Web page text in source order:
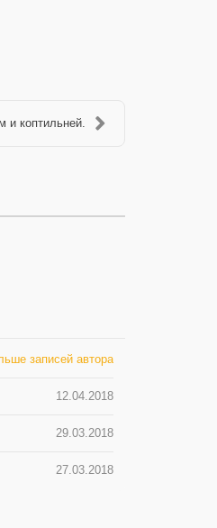
и коптильней.
записей автора
12.04.2018
29.03.2018
27.03.2018